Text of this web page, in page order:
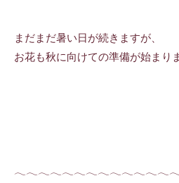
まだまだ暑い日が続きますが、
お花も秋に向けての準備が始ま